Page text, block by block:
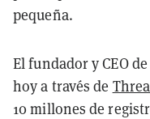
pequeña.
El fundador y CEO
hoy a través de
10 millones de